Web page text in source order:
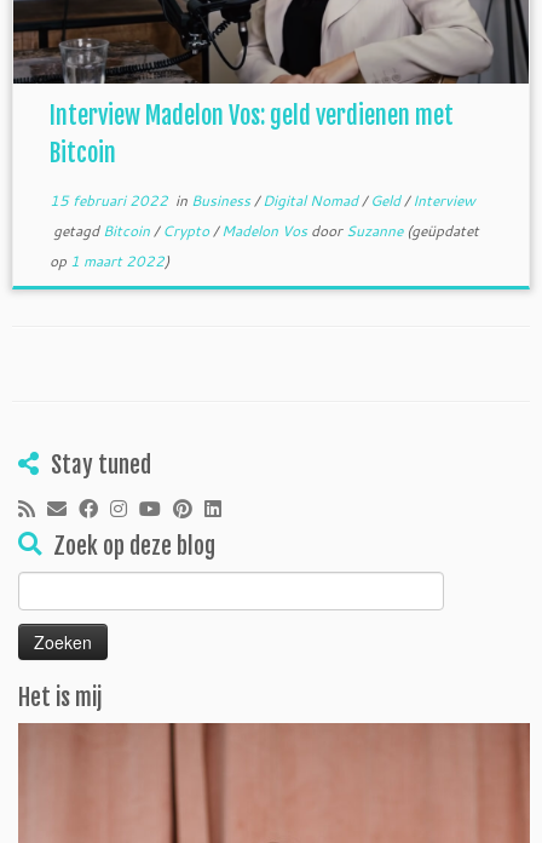
Interview Madelon Vos: geld verdienen met
Bitcoin
15 februari 2022in Business/Digital Nomad/Geld/Interview
getagdBitcoin/Crypto/Madelon VosdoorSuzanne(geüpdatet
op 1 maart 2022)
Stay tuned
Zoek op deze blog
Zoeken
naar:
Het is mij